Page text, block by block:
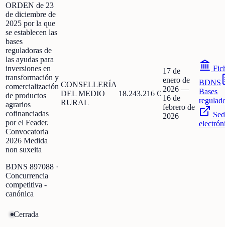
ORDEN de 23
de diciembre de
2025 por la que
se establecen las
bases
reguladoras de
las ayudas para
inversiones en
transformación y
comercialización
de productos
agrarios
cofinanciadas
por el Feader.
Convocatoria
2026 Medida
non suxeita
BDNS 897088 ·
Concurrencia
competitiva -
canónica
CONSELLERÍA
DEL MEDIO
RURAL
18.243.216 €
17 de
enero de
2026 —
16 de
febrero de
2026
BDNS
Bases
Cerrada